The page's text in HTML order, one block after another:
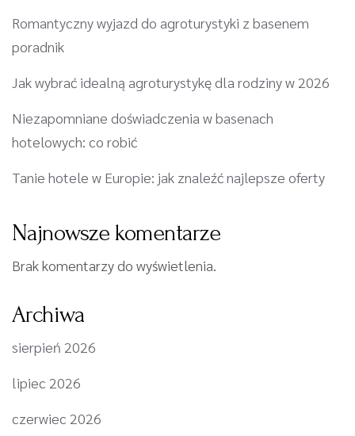
Romantyczny wyjazd do agroturystyki z basenem
poradnik
Jak wybrać idealną agroturystykę dla rodziny w 2026
Niezapomniane doświadczenia w basenach
hotelowych: co robić
Tanie hotele w Europie: jak znaleźć najlepsze oferty
Najnowsze komentarze
Brak komentarzy do wyświetlenia.
Archiwa
sierpień 2026
lipiec 2026
czerwiec 2026